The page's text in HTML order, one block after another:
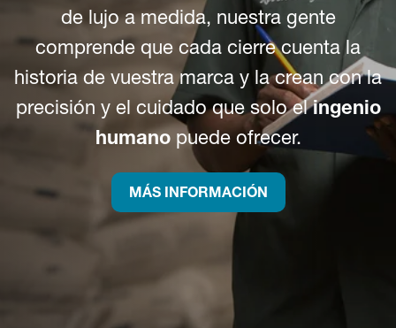
de lujo a medida, nuestra gente
comprende que cada cierre cuenta la
historia de vuestra marca y la crean con la
precisión y el cuidado que solo elingenio
humanopuede ofrecer.
MÁS INFORMACIÓN